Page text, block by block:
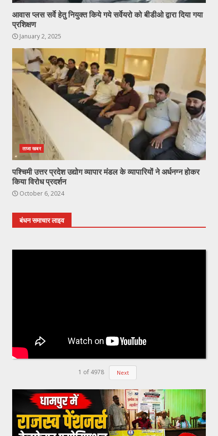
आवास प्लस सर्वे हेतु नियुक्त किये गये सर्वेयरो को बीडीओ द्वारा दिया गया
प्रशिक्षण
January 2, 2025
ताजा खबर
पश्चिमी उत्तर प्रदेश उद्योग व्यापार मंडल के व्यापारियों ने अर्धनग्न होकर
किया विरोध प्रदर्शन
October 6, 2024
बंधन समाचार लाइव
1 of 4978 Next